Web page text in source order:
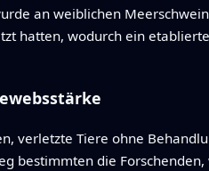
an weiblichen
hatten, wodurch ein
verletzte Tiere ohne
bestimmten die